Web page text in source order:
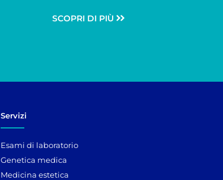
SCOPRI DI PIÙ
Servizi
Esami di laboratorio
Genetica medica
Medicina estetica